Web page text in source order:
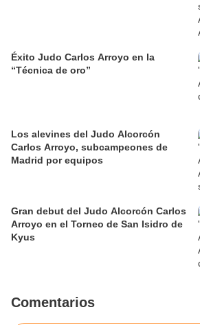
Éxito Judo Carlos Arroyo en la
“Técnica de oro”
Los alevines del Judo Alcorcón
Carlos Arroyo, subcampeones de
Madrid por equipos
Gran debut del Judo Alcorcón Carlos
Arroyo en el Torneo de San Isidro de
Kyus
Comentarios